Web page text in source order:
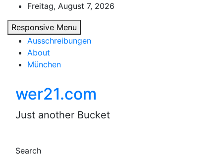
content
Freitag, August 7, 2026
Responsive Menu
Ausschreibungen
About
München
wer21.com
Just another Bucket
Search